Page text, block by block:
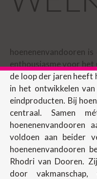
hoenenenvandooren
enthousiasme voor
de loop der jaren heeft
in het ontwikkelen
eindproducten. Bij
centraal. Samen
voldoen aan beider
hoenenenvandooren
Rhodri van Dooren.
door